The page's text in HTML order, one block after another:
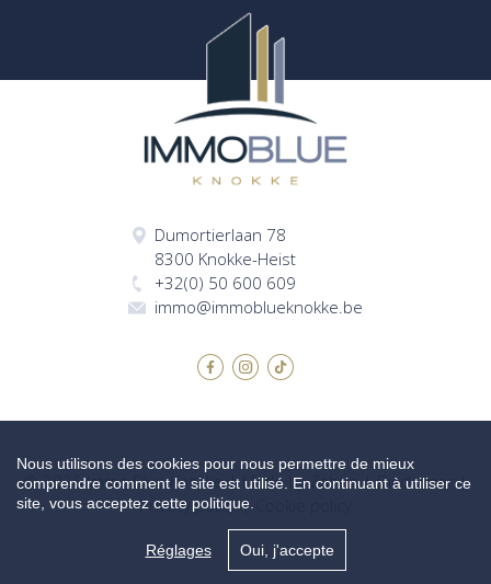
Dumortierlaan 78
8300 Knokke-Heist
+32(0) 50 600 609
immo@immoblueknokke.be
© 2026 Immo Blue Knokke | Made by Zabun|Disclaimer |
Privacy policy|
Nous utilisons des cookies pour nous permettre de mieux
comprendre comment le site est utilisé. En continuant à utiliser ce
site, vous acceptez cette politique.
Réglages Oui, j'accepte